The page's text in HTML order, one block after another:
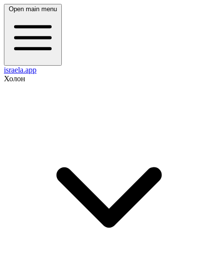
Open main menu
israela.app
Холон